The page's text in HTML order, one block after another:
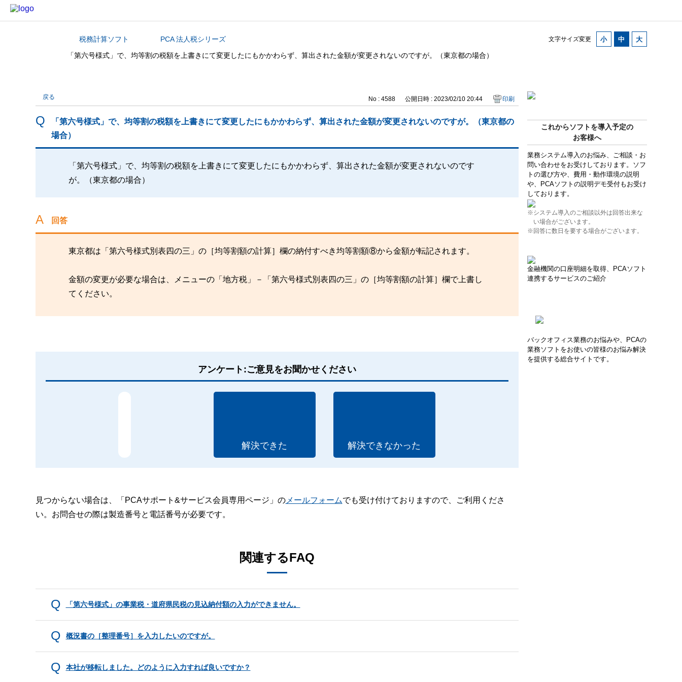
文字サイズ変更
カテゴリから探す税務計算ソフト
PCA 法人税シリーズ
「第六号様式」で、均等割の税額を上書きにて変更したにもかかわらず、算出された金額が変更されないのですが。（東京都の場合）
これからソフトを導入予定の
お客様へ
業務システム導入のお悩み、ご相談・お
問い合わせをお受けしております。ソフ
トの選び方や、費用・動作環境の説明
や、PCAソフトの説明デモ受付もお受け
しております。
※システム導入のご相談以外は回答出来な
い場合がございます。
※回答に数日を要する場合がございます。
金融機関の口座明細を取得、PCAソフト
連携するサービスのご紹介
バックオフィス業務のお悩みや、PCAの
業務ソフトをお使いの皆様のお悩み解決
を提供する総合サイトです。
戻る No : 4588 公開日時 : 2023/02/10 20:44 印刷
「第六号様式」で、均等割の税額を上書きにて変更したにもかかわらず、算出された金額が変更されないのですが。（東京都の
場合）
「第六号様式」で、均等割の税額を上書きにて変更したにもかかわらず、算出された金額が変更されないのです
が。（東京都の場合）
回答
東京都は「第六号様式別表四の三」の［均等割額の計算］欄の納付すべき均等割額⑧から金額が転記されます。
金額の変更が必要な場合は、メニューの「地方税」－「第六号様式別表四の三」の［均等割額の計算］欄で上書し
てください。
アンケート:ご意見をお聞かせください
解決できた 解決できなかった
見つからない場合は、「PCAサポート&サービス会員専用ページ」のメールフォームでも受け付けておりますので、ご利用くださ
い。お問合せの際は製造番号と電話番号が必要です。
関連するFAQ
「第六号様式」の事業税・道府県民税の見込納付額の入力ができません。
概況書の［整理番号］を入力したいのですが。
本社が移転しました。どのように入力すれば良いですか？